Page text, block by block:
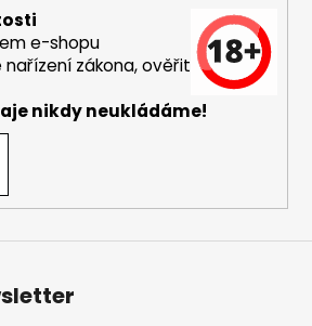
e-shopu
zákona, ověřit
nikdy neukládáme!